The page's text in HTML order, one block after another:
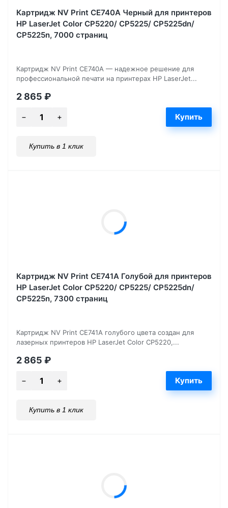
Картридж NV Print CE740A Черный для принтеров
HP LaserJet Color CP5220/ CP5225/ CP5225dn/
CP5225n, 7000 страниц
Картридж NV Print CE740A — надежное решение для
профессиональной печати на принтерах HP LaserJet...
2 865 ₽
Купить в 1 клик
Картридж NV Print CE741A Голубой для принтеров
HP LaserJet Color CP5220/ CP5225/ CP5225dn/
CP5225n, 7300 страниц
Картридж NV Print CE741A голубого цвета создан для
лазерных принтеров HP LaserJet Color CP5220,...
2 865 ₽
Купить в 1 клик